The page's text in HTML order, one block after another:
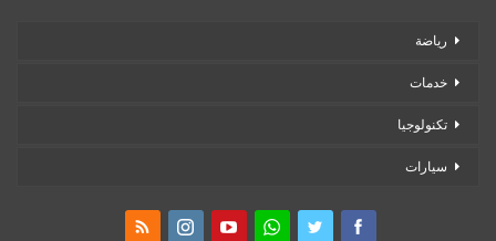
رياضة
خدمات
تكنولوجيا
سيارات